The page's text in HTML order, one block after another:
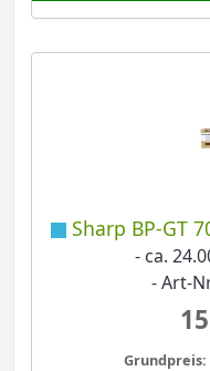
Sharp BP-GT
- ca.
- Art-
Grundpreis: